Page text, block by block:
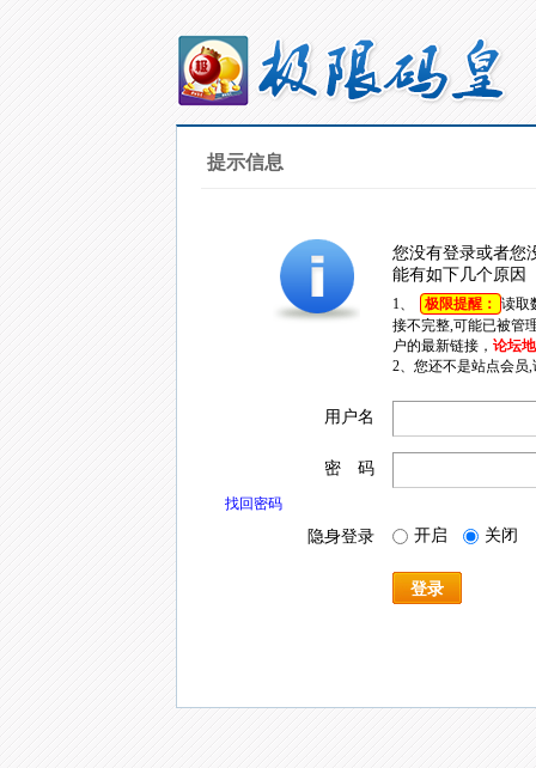
提示信息
您没有登录或者您
能有如下几个原因
1、 极限提醒： 读取
接不完整,可能已被管
户的最新链接， 论坛
2、您还不是站点会员
用户名
密 码
找回密码
隐身登录 开启 关闭
登录